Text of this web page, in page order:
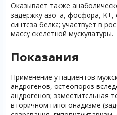
Оказывает также
задержку азота, фосфора, K+,
синтеза белка; участвует в
массу скелетной мускулатуры.
Показания
Применение у пациентов
андрогенов, остеопороз
андрогенов; заместительная
вторичном гипогонадизме